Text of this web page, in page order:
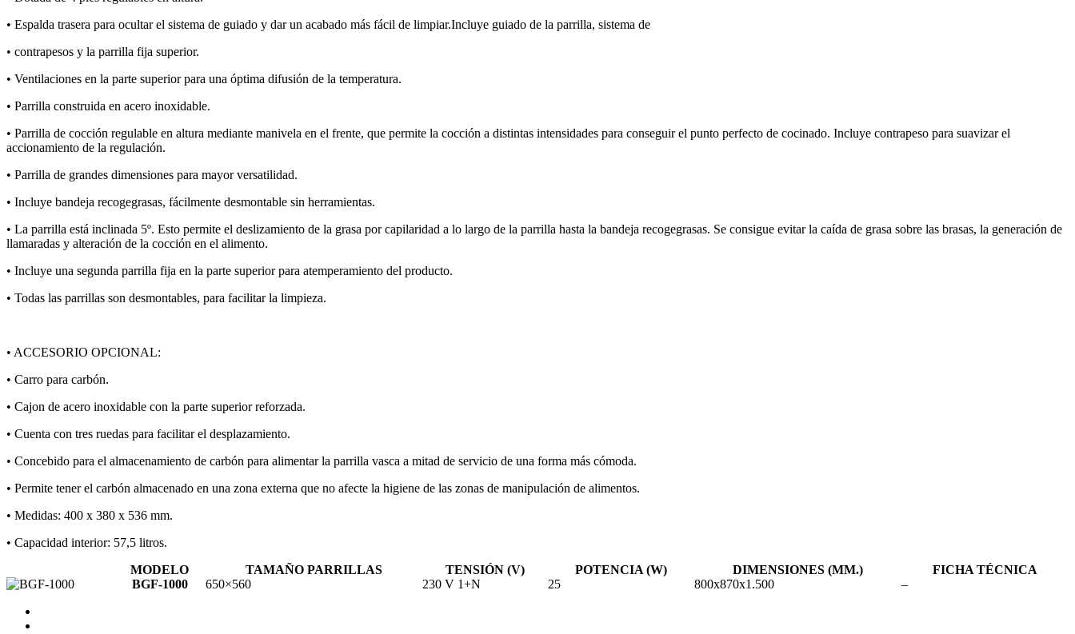
• Espalda trasera para ocultar el sistema de guiado y dar un acabado más fácil de limpiar.Incluye guiado de la parrilla, sistema de
• contrapesos y la parrilla fija superior.
• Ventilaciones en la parte superior para una óptima difusión de la temperatura.
• Parrilla construida en acero inoxidable.
• Parrilla de cocción regulable en altura mediante manivela en el frente, que permite la cocción a distintas intensidades para conseguir el punto perfecto de cocinado. Incluye contrapeso para suavizar el
accionamiento de la regulación.
• Parrilla de grandes dimensiones para mayor versatilidad.
• Incluye bandeja recogegrasas, fácilmente desmontable sin herramientas.
• La parrilla está inclinada 5º. Esto permite el deslizamiento de la grasa por capilaridad a lo largo de la parrilla hasta la bandeja recogegrasas. Se consigue evitar la caída de grasa sobre las brasas, la generación de
llamaradas y alteración de la cocción en el alimento.
• Incluye una segunda parrilla fija en la parte superior para atemperamiento del producto.
• Todas las parrillas son desmontables, para facilitar la limpieza.
• ACCESORIO OPCIONAL:
• Carro para carbón.
• Cajon de acero inoxidable con la parte superior reforzada.
• Cuenta con tres ruedas para facilitar el desplazamiento.
• Concebido para el almacenamiento de carbón para alimentar la parrilla vasca a mitad de servicio de una forma más cómoda.
• Permite tener el carbón almacenado en una zona externa que no afecte la higiene de las zonas de manipulación de alimentos.
• Medidas: 400 x 380 x 536 mm.
• Capacidad interior: 57,5 litros.
MODELO
TAMAÑO PARRILLAS TENSIÓN (V) POTENCIA (W) DIMENSIONES (MM.)
FICHA TÉCNICA
BGF-1000
650×560 230 V 1+N 25 800x870x1.500 –